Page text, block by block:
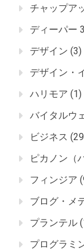
チャップア
ディーパー
デザイン (3)
デザイン・
ハリモア (1)
バイタルウ
ビジネス
ピカノン（
フィンジア
ブログ・メ
プランテル
プログラミ